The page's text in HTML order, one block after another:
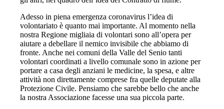
Adesso in piena emergenza coronavirus l’idea di
volontariato è quanto mai importante. Al momento nella
nostra Regione migliaia di volontari sono all’opera per
aiutare a debellare il nemico invisibile che abbiamo di
fronte. Anche nei comuni della Valle del Senio tanti
volontari coordinati a livello comunale sono in azione per
portare a casa degli anziani le medicine, la spesa, e altre
attività non direttamente comprese fra quelle deputate alla
Protezione Civile. Pensiamo che sarebbe bello che anche
la nostra Associazione facesse una sua piccola parte.